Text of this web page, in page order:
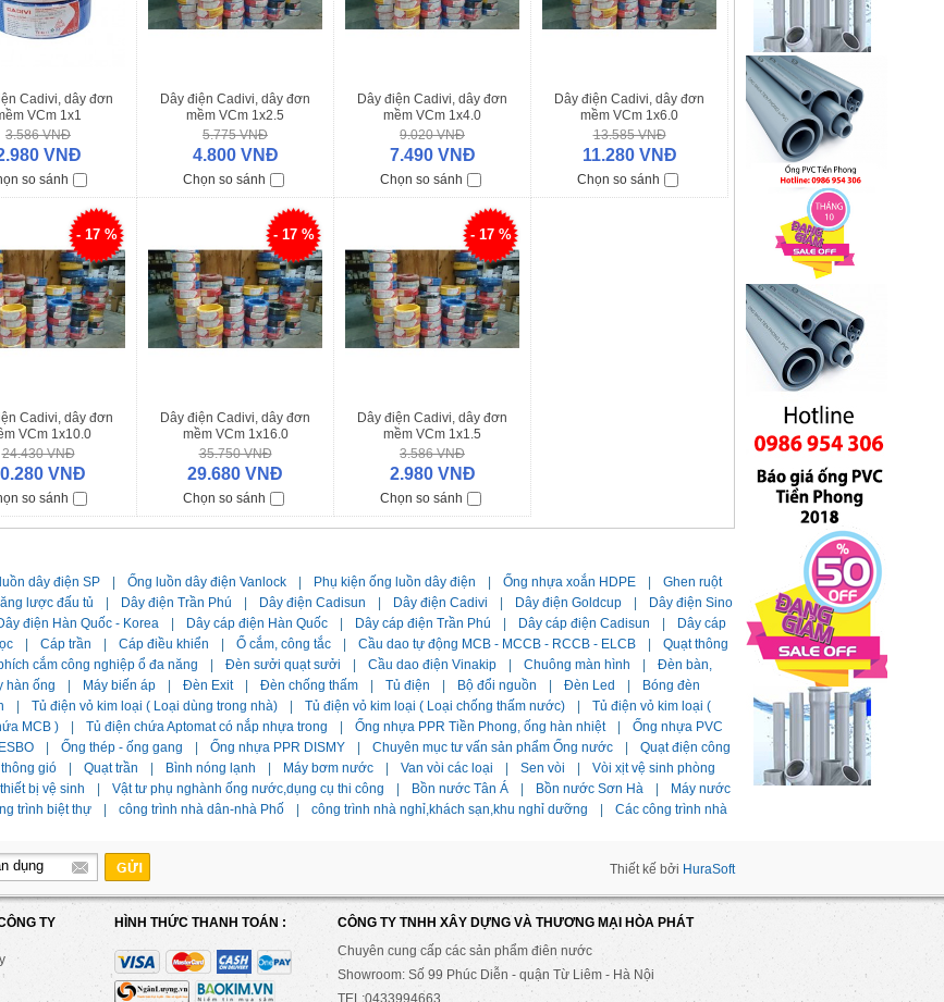
Cadivi, dây đơn
VCm 1x1
3.586 VNĐ
VNĐ
so sánh
Dây điện Cadivi, dây đơn
mềm VCm 1x2.5
5.775 VNĐ
4.800 VNĐ
Chọn so sánh
Dây điện Cadivi, dây đơn
mềm VCm 1x4.0
9.020 VNĐ
7.490 VNĐ
Chọn so sánh
Dây điện Cadivi, dây đơn
mềm VCm 1x6.0
13.585 VNĐ
11.280 VNĐ
Chọn so sánh
- 17 %
Cadivi, dây đơn
VCm 1x10.0
24.430 VNĐ
VNĐ
so sánh
- 17 %
Dây điện Cadivi, dây đơn
mềm VCm 1x16.0
35.750 VNĐ
29.680 VNĐ
Chọn so sánh
- 17 %
Dây điện Cadivi, dây đơn
mềm VCm 1x1.5
3.586 VNĐ
2.980 VNĐ
Chọn so sánh
dây điện SP Ống luồn dây điện Vanlock Phụ kiện ống luồn dây điện Ống nhựa xoắn HDPE
Ghen ruột
lược đấu tủ Dây điện Trần Phú Dây điện Cadisun Dây điện Cadivi Dây điện Goldcup
Dây điện Sino
điện Hàn Quốc - Korea Dây cáp điện Hàn Quốc Dây cáp điện Trần Phú Dây cáp điện Cadisun
Dây cáp
Cáp trần Cáp điều khiển Ổ cắm, công tắc Cầu dao tự động MCB - MCCB - RCCB - ELCB
Quạt thông
cắm công nghiệp ổ đa năng Đèn sưởi quạt sưởi Cầu dao điện Vinakip Chuông màn hình
Đèn bàn,
hàn ống Máy biến áp Đèn Exit Đèn chống thấm Tủ điện Bộ đổi nguồn Đèn Led
Bóng đèn
Tủ điện vỏ kim loại ( Loại dùng trong nhà) Tủ điện vỏ kim loại ( Loại chống thấm nước)
Tủ điện vỏ kim loại (
MCB ) Tủ điện chứa Aptomat có nắp nhựa trong Ống nhựa PPR Tiền Phong, ống hàn nhiệt
Ống nhựa PVC
Ống thép - ống gang Ống nhựa PPR DISMY Chuyên mục tư vấn sản phẩm Ống nước
Quạt điện công
gió Quạt trần Bình nóng lạnh Máy bơm nước Van vòi các loại Sen vòi
Vòi xịt vệ sinh phòng
bị vệ sinh Vật tư phụ nghành ống nước,dụng cụ thi công Bồn nước Tân Á Bồn nước Sơn Hà
Máy nước
trình biệt thự công trình nhà dân-nhà Phố công trình nhà nghỉ,khách sạn,khu nghỉ dưỡng
Các công trình nhà
Thiết kế bởi HuraSoft
TY HÌNH THỨC THANH TOÁN :
CÔNG TY TNHH XÂY DỰNG VÀ THƯƠNG MẠI HÒA PHÁT
Chuyên cung cấp các sản phẩm điên nước
Showroom: Số 99 Phúc Diễn - quận Từ Liêm - Hà Nội
TEL:0433994663